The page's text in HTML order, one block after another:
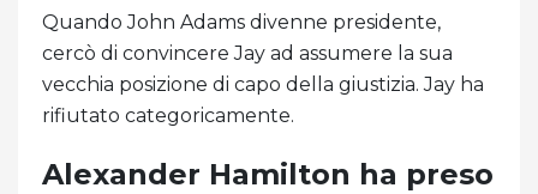
Quando John Adams divenne presidente,
cercò di convincere Jay ad assumere la sua
vecchia posizione di capo della giustizia. Jay ha
rifiutato categoricamente.
Alexander Hamilton ha preso